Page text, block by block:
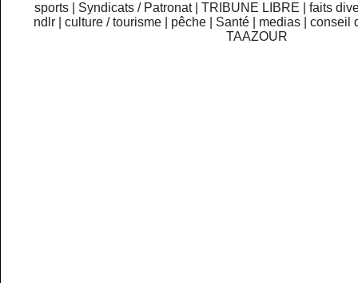
sports
Syndicats / Patronat TRIBUNE LIBRE
faits
ndlr
|culture / tourisme pêche Santé medias |conseil
TAAZOUR